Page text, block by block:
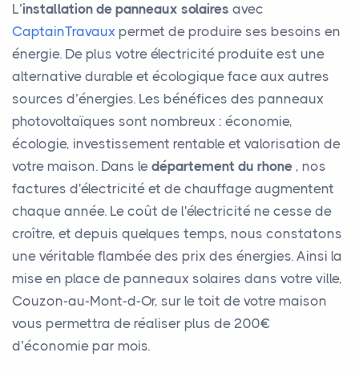
L’installation de panneaux solaires avec
CaptainTravaux permet de produire ses besoins en
énergie. De plus votre électricité produite est une
alternative durable et écologique face aux autres
sources d’énergies. Les bénéfices des panneaux
photovoltaïques sont nombreux : économie,
écologie, investissement rentable et valorisation de
votre maison. Dans le département du rhone , nos
factures d'électricité et de chauffage augmentent
chaque année. Le coût de l'électricité ne cesse de
croître, et depuis quelques temps, nous constatons
une véritable flambée des prix des énergies. Ainsi la
mise en place de panneaux solaires dans votre ville,
Couzon-au-Mont-d-Or, sur le toit de votre maison
vous permettra de réaliser plus de 200€
d’économie par mois.